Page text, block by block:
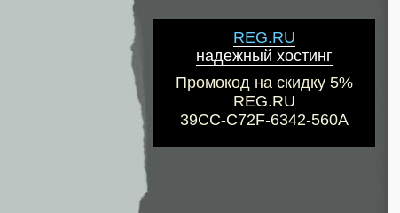
REG.RU
надежный хостинг
Промокод на скидку 5%
REG.RU
39CC-C72F-6342-560A